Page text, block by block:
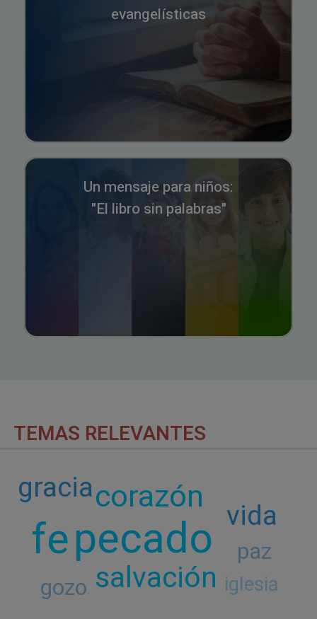
evangelísticas
Un mensaje para niños:
"El libro sin palabras"
TEMAS RELEVANTES
pecado
fe
corazón
salvación
vida
gracia
paz
gozo
iglesia